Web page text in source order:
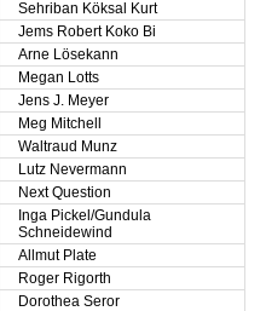
Sehriban Köksal Kurt
Jems Robert Koko Bi
Arne Lösekann
Megan Lotts
Jens J. Meyer
Meg Mitchell
Waltraud Munz
Lutz Nevermann
Next Question
Inga Pickel/Gundula
Schneidewind
Allmut Plate
Roger Rigorth
Dorothea Seror